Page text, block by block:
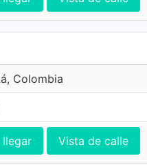
Colombia
llegar Vista de calle